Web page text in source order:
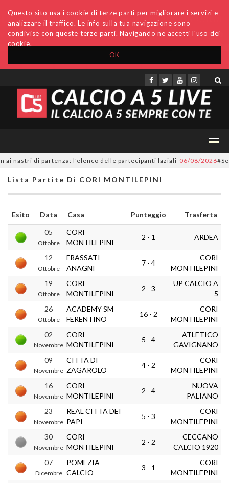
OK
Questo sito usa i cookie di terze parti per migliorare i servizi e
analizzare il traffico. Le info sulla tua navigazione sono
condivise con queste terze parti. Navigando ne accetti l'uso dei
cookie.
Accedi Archivio Invio comunicati Redazione
nastri di partenza: l'elenco delle partecipanti laziali 06/08/2026
Lista Partite Di CORI MONTILEPINI
Esito Data Casa Punteggio
Trasferta
05
Ottobre
CORI
MONTILEPINI
2 - 1 ARDEA
12
Ottobre
FRASSATI
ANAGNI
7 - 4
CORI
MONTILEPINI
19
Ottobre
CORI
MONTILEPINI
2 - 3
UP CALCIO A
5
26
Ottobre
ACADEMY SM
FERENTINO
16 - 2
CORI
MONTILEPINI
02
Novembre
CORI
MONTILEPINI
5 - 4
ATLETICO
GAVIGNANO
09
Novembre
CITTA DI
ZAGAROLO
4 - 2
CORI
MONTILEPINI
16
Novembre
CORI
MONTILEPINI
2 - 4
NUOVA
PALIANO
23
Novembre
REAL CITTA DEI
PAPI
5 - 3
CORI
MONTILEPINI
30
Novembre
CORI
MONTILEPINI
2 - 2
CECCANO
CALCIO 1920
07
Dicembre
POMEZIA
CALCIO
3 - 1
CORI
MONTILEPINI